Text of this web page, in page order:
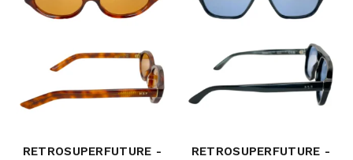
RETROSUPERFUTURE -
RETROSUPERFUTURE -